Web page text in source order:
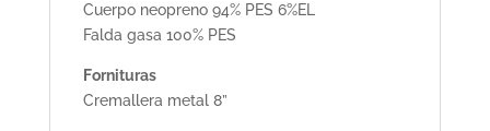
Cuerpo neopreno 94% PES 6%EL
Falda gasa 100% PES
Fornituras
Cremallera metal 8”